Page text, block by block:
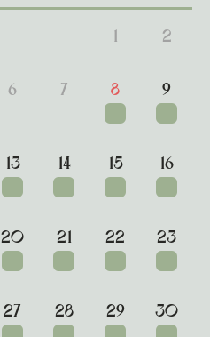
1 2
6 7 8 9
13 14 15 16
20 21 22 23
27 28 29 30